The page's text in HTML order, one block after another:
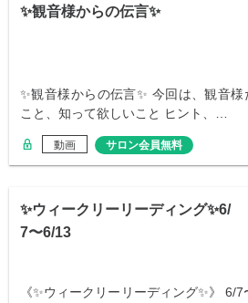
✨観音様からの伝言✨
✨観音様からの伝言✨ 今回は、観音
こと、知って欲しいこと ヒント、…
動画 サロン会員無料
✨ウィークリーリーディング✨6/
7〜6/13
《✨ウィークリーリーディング✨》 6/